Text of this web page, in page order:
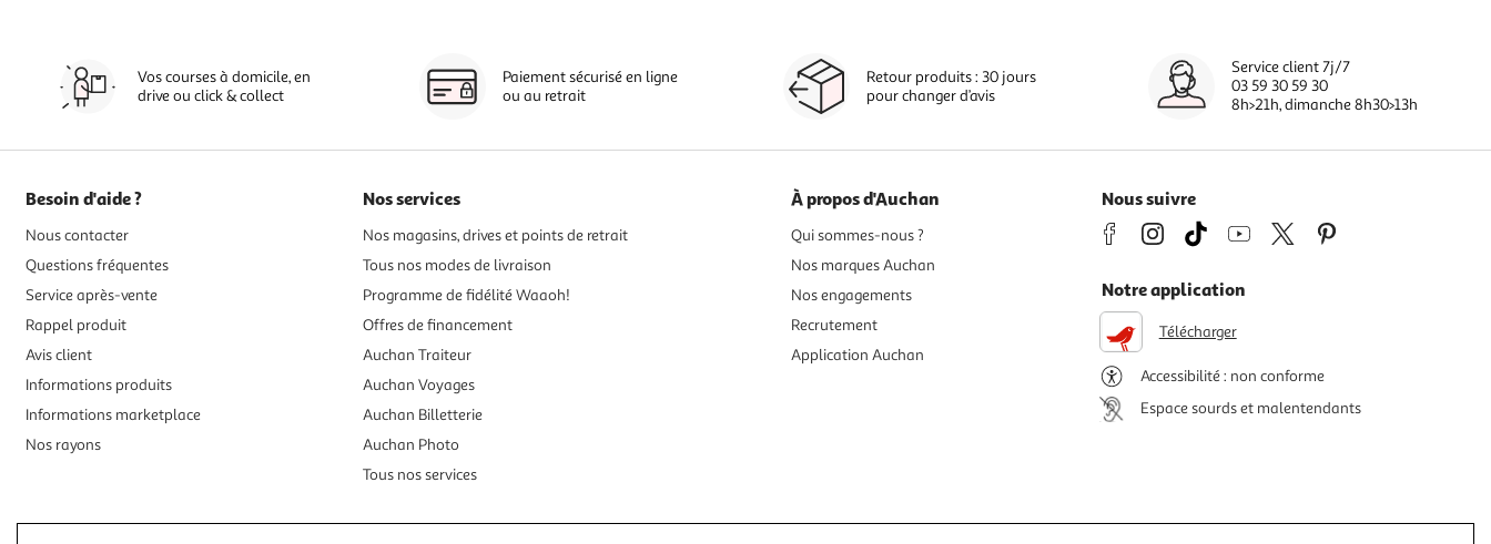
Vos courses à domicile, en
drive ou click & collect
Paiement sécurisé en ligne
ou au retrait
Retour produits : 30 jours
pour changer d’avis
Service client 7j/7
03 59 30 59 30
8h>21h, dimanche 8h30>13h
Besoin d'aide ?
Nous contacter
Questions fréquentes
Service après-vente
Rappel produit
Avis client
Informations produits
Informations marketplace
Nos rayons
Nos services
Nos magasins, drives et points de retrait
Tous nos modes de livraison
Programme de fidélité Waaoh!
Offres de financement
Auchan Traiteur
Auchan Voyages
Auchan Billetterie
Auchan Photo
Tous nos services
À propos d'Auchan
Qui sommes-nous ?
Nos marques Auchan
Nos engagements
Recrutement
Application Auchan
Nous suivre
Notre application
Télécharger
Accessibilité : non conforme
Espace sourds et malentendants